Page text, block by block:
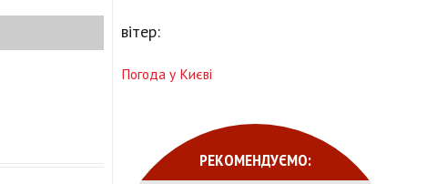
вітер:
Погода у Києві
РЕКОМЕНДУЄМО: